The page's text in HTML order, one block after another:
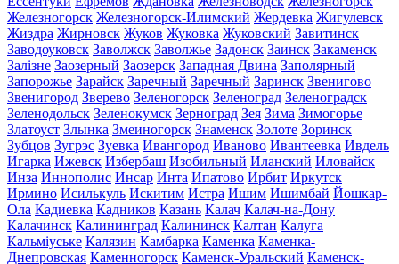
Железногорск Железногорск-Илимский Жердевка Жигулевск
Жиздра Жирновск Жуков Жуковка Жуковский Завитинск
Заводоуковск Заволжск Заволжье Задонск Заинск Закаменск
Залізне Заозерный Заозерск Западная Двина Заполярный
Запорожье Зарайск Заречный Заречный Заринск Звенигово
Звенигород Зверево Зеленогорск Зеленоград Зеленоградск
Зеленодольск Зеленокумск Зерноград Зея Зима Зимогорье
Златоуст Злынка Змеиногорск Знаменск Золоте Зоринск
Зубцов Зугрэс Зуевка Ивангород Иваново Ивантеевка Ивдель
Игарка Ижевск Избербаш Изобильный Иланский Иловайск
Инза Иннополис Инсар Инта Ипатово Ирбит Иркутск
Ирмино Исилькуль Искитим Истра Ишим Ишимбай Йошкар-
Ола Кадиевка Кадников Казань Калач Калач-на-Дону
Калачинск Калининград Калининск Калтан Калуга
Кальміуське Калязин Камбарка Каменка Каменка-
Днепровская Каменногорск Каменск-Уральский Каменск-